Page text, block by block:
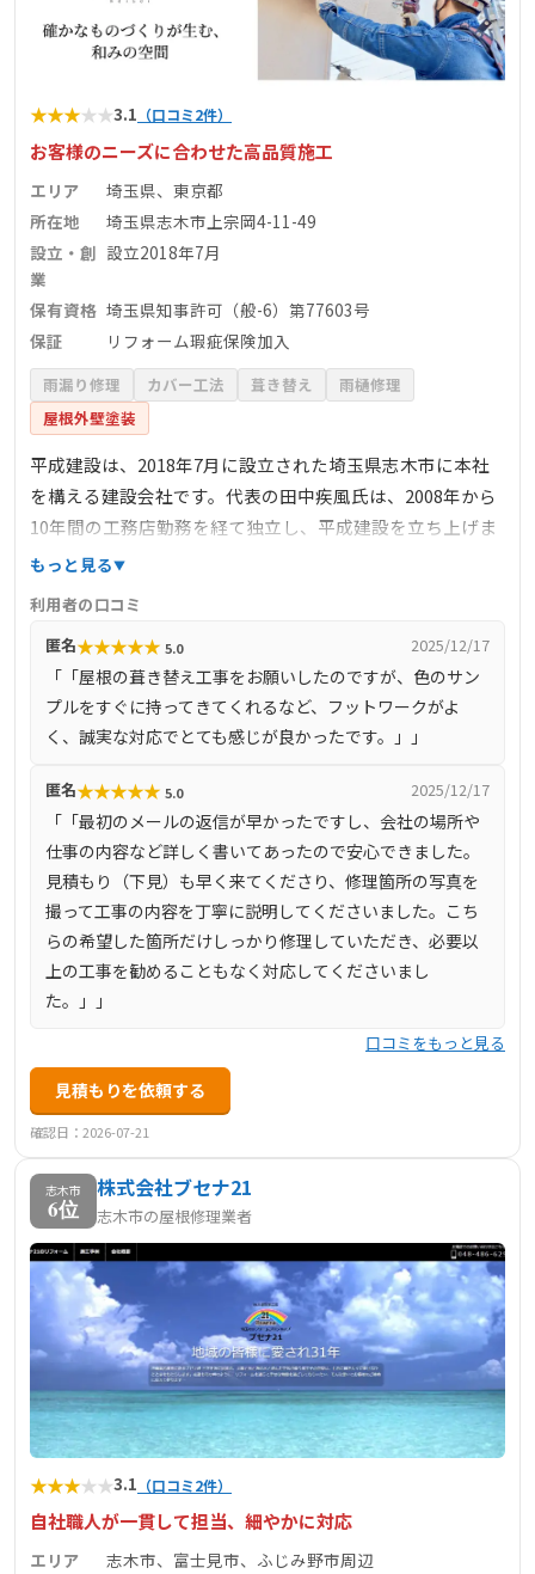
★★★★★3.1 （口コミ2件）
お客様のニーズに合わせた高品質施工
エリア
埼玉県、東京都
所在地
埼玉県志木市上宗岡4-11-49
設立・創
業
設立2018年7月
保有資格 埼玉県知事許可（般-6）第77603号
保証
リフォーム瑕疵保険加入
雨漏り修理 カバー工法 葺き替え
雨樋修理
屋根外壁塗装
平成建設は、2018年7月に設立された埼玉県志木市に本社
を構える建設会社です。代表の田中疾風氏は、2008年から
10年間の工務店勤務を経て独立し、平成建設を立ち上げま
した。主な事業内容は、建築一式工事、屋根工事、塗装工
工事など多岐にわたります。埼玉県知事許可（般-6）第
77603号を取得し、一般建設業として建築工事業・解体工
事業を営んでいます。加盟団体として、一般社団法人住宅
リフォーム推進サポート協議会やLIXILリフォームネットに
所属し、賠償責任保険やリフォーム瑕疵保険にも加入して
もっと見る
利用者の口コミ
匿名★★★★★ 5.0 2025/12/17
「「屋根の葺き替え工事をお願いしたのですが、色のサン
プルをすぐに持ってきてくれるなど、フットワークがよ
く、誠実な対応でとても感じが良かったです。」」
匿名★★★★★ 5.0 2025/12/17
「「最初のメールの返信が早かったですし、会社の場所や
仕事の内容など詳しく書いてあったので安心できました。
見積もり（下見）も早く来てくださり、修理箇所の写真を
撮って工事の内容を丁寧に説明してくださいました。こち
らの希望した箇所だけしっかり修理していただき、必要以
上の工事を勧めることもなく対応してくださいまし
た。」」
口コミをもっと見る
見積もりを依頼する
確認日：2026-07-21
志木市
6位
株式会社ブセナ21
志木市の屋根修理業者
★★★★★3.1 （口コミ2件）
自社職人が一貫して担当、細やかに対応
エリア
志木市、富士見市、ふじみ野市周辺